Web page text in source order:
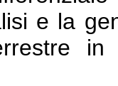
e la